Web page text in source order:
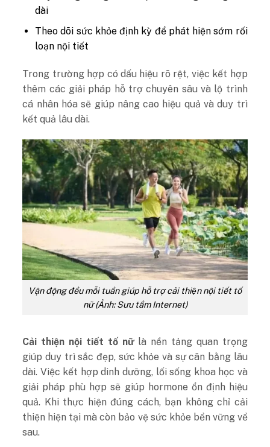
dài
Theo dõi sức khỏe định kỳ để phát hiện sớm rối
loạn nội tiết
Trong trường hợp có dấu hiệu rõ rệt, việc kết hợp
thêm các giải pháp hỗ trợ chuyên sâu và lộ trình
cá nhân hóa sẽ giúp nâng cao hiệu quả và duy trì
kết quả lâu dài.
Vận động đều mỗi tuần giúp hỗ trợ cải thiện nội tiết tố
nữ (Ảnh: Sưu tầm Internet)
Cải thiện nội tiết tố nữlà nền tảng quan trọng
giúp duy trì sắc đẹp, sức khỏe và sự cân bằng lâu
dài. Việc kết hợp dinh dưỡng, lối sống khoa học và
giải pháp phù hợp sẽ giúp hormone ổn định hiệu
quả. Khi thực hiện đúng cách, bạn không chỉ cải
thiện hiện tại mà còn bảo vệ sức khỏe bền vững về
sau.